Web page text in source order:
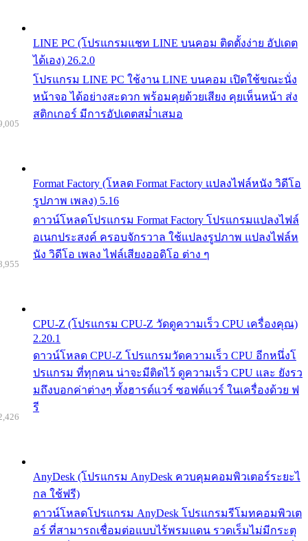
LINE PC (โปรแกรมแชท LINE บนคอม ติดตั้งง่าย อัปเดต
ได้เอง) 26.2.0
โปรแกรม LINE PC ใช้งาน LINE บนคอม เปิดใช้ขณะนั่ง
หน้าจอ ได้อย่างสะดวก พร้อมคุยด้วยเสียง คุยเห็นหน้า ส่ง
สติกเกอร์ มีการอัปเดตสม่ำเสมอ
Format Factory (โหลด Format Factory แปลงไฟล์หนัง วิดีโอ
รูปภาพ เพลง) 5.16
ดาวน์โหลดโปรแกรม Format Factory โปรแกรมแปลงไฟล์
อเนกประสงค์ ครอบจักรวาล ใช้แปลงรูปภาพ แปลงไฟล์ห
นัง วิดีโอ เพลง ไฟล์เสียงออดิโอ ต่าง ๆ
CPU-Z (โปรแกรม CPU-Z วัดดูความเร็ว CPU เครื่องคุณ)
2.20.1
ดาวน์โหลด CPU-Z โปรแกรมวัดความเร็ว CPU อีกหนึ่งโ
ปรแกรม ที่ทุกคน น่าจะมีติดไว้ ดูความเร็ว CPU และ ยังรว
มถึงบอกค่าต่างๆ ทั้งฮารด์แวร์ ซอฟต์แวร์ ในเครื่องด้วย ฟ
รี
AnyDesk (โปรแกรม AnyDesk ควบคุมคอมพิวเตอร์ระยะไ
กล ใช้ฟรี)
ดาวน์โหลดโปรแกรม AnyDesk โปรแกรมรีโมทคอมพิวเต
อร์ ที่สามารถเชื่อมต่อแบบไร้พรมแดน รวดเร็มไม่มีกระตุ